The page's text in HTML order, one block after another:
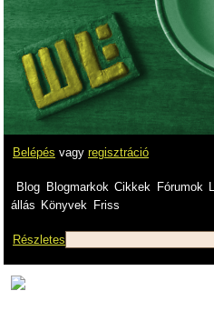
Belépés vagy regisztráció
Blog Blogmarkok Cikkek Fórumok
állás Könyvek Friss
Részletes